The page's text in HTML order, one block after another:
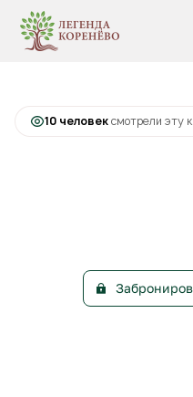
1-комнатная34.3 м
10 человексмотрели эту